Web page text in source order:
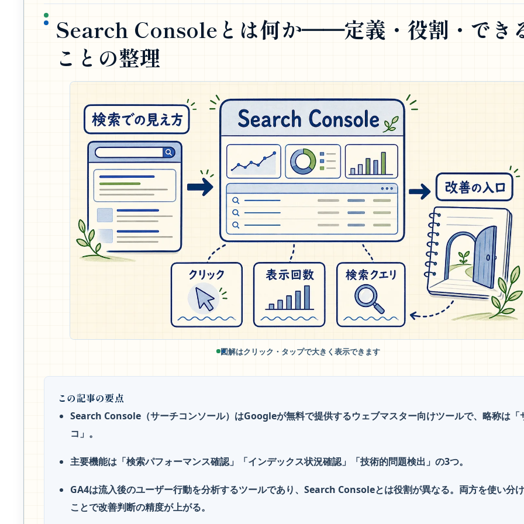
Search Consoleとは何か──定義・役割・でき
ことの整理
図解はクリック・タップで大きく表示できます
この記事の要点
Search Console（サーチコンソール）はGoogleが無料で提供するウェブマスター向けツールで、略称は「
コ」。
主要機能は「検索パフォーマンス確認」「インデックス状況確認」「技術的問題検出」の3つ。
GA4は流入後のユーザー行動を分析するツールであり、Search Consoleとは役割が異なる。両方を使い分
ことで改善判断の精度が上がる。